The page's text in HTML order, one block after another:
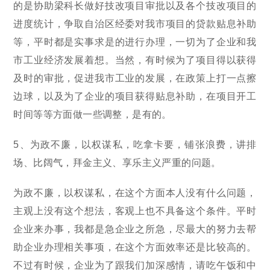
的是协助梁科长做好技改项目审批以及各个技改项目的
进度统计，争取自治区经委对我市项目的贷款贴息补助
等，平时都是实事求是的进行办理，一切为了企业和我
市工业经济发展着想。当然，有时候为了项目得以获得
及时的审批，促进我市工业的发展，在政策上打一点擦
边球，以及为了企业的项目获得贴息补助，在项目开工
时间等等方面做一些调整，是有的。
5、为政不廉，以权谋私，吃拿卡要，铺张浪费，讲排
场、比阔气，拜金主义、享乐主义严重的问题。
为政不廉，以权谋私，在这个方面本人没有什么问题，
主观上没有这个想法，客观上也不具备这个条件。平时
企业来办事，我都是急企业之所急，尽最大的努力去帮
助企业办理相关事项，在这个方面效率还是比较高的。
不过有时候，企业为了跟我们加深感情，请吃午饭和中